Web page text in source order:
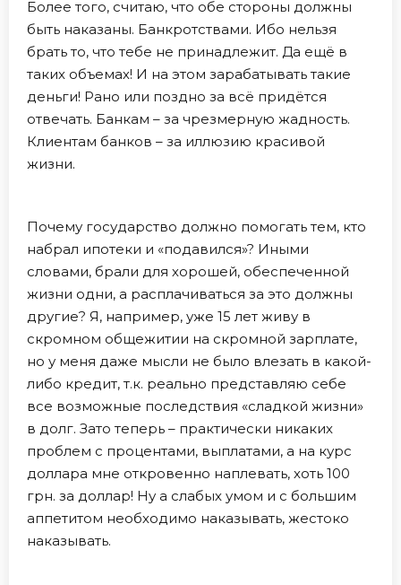
Более того, считаю, что обе стороны должны
быть наказаны. Банкротствами. Ибо нельзя
брать то, что тебе не принадлежит. Да ещё в
таких объемах! И на этом зарабатывать такие
деньги! Рано или поздно за всё придётся
отвечать. Банкам – за чрезмерную жадность.
Клиентам банков – за иллюзию красивой
жизни.
Почему государство должно помогать тем, кто
набрал ипотеки и «подавился»? Иными
словами, брали для хорошей, обеспеченной
жизни одни, а расплачиваться за это должны
другие? Я, например, уже 15 лет живу в
скромном общежитии на скромной зарплате,
но у меня даже мысли не было влезать в какой-
либо кредит, т.к. реально представляю себе
все возможные последствия «сладкой жизни»
в долг. Зато теперь – практически никаких
проблем с процентами, выплатами, а на курс
доллара мне откровенно наплевать, хоть 100
грн. за доллар! Ну а слабых умом и с большим
аппетитом необходимо наказывать, жестоко
наказывать.